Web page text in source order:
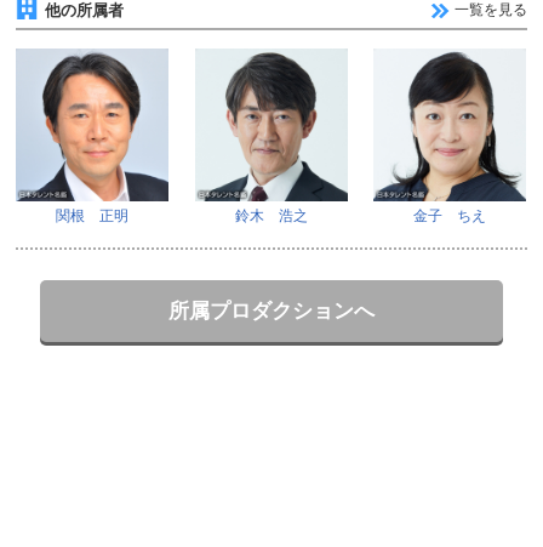
他の所属者 一覧を見る
関根 正明 鈴木 浩之 金子 ちえ
所属プロダクションへ